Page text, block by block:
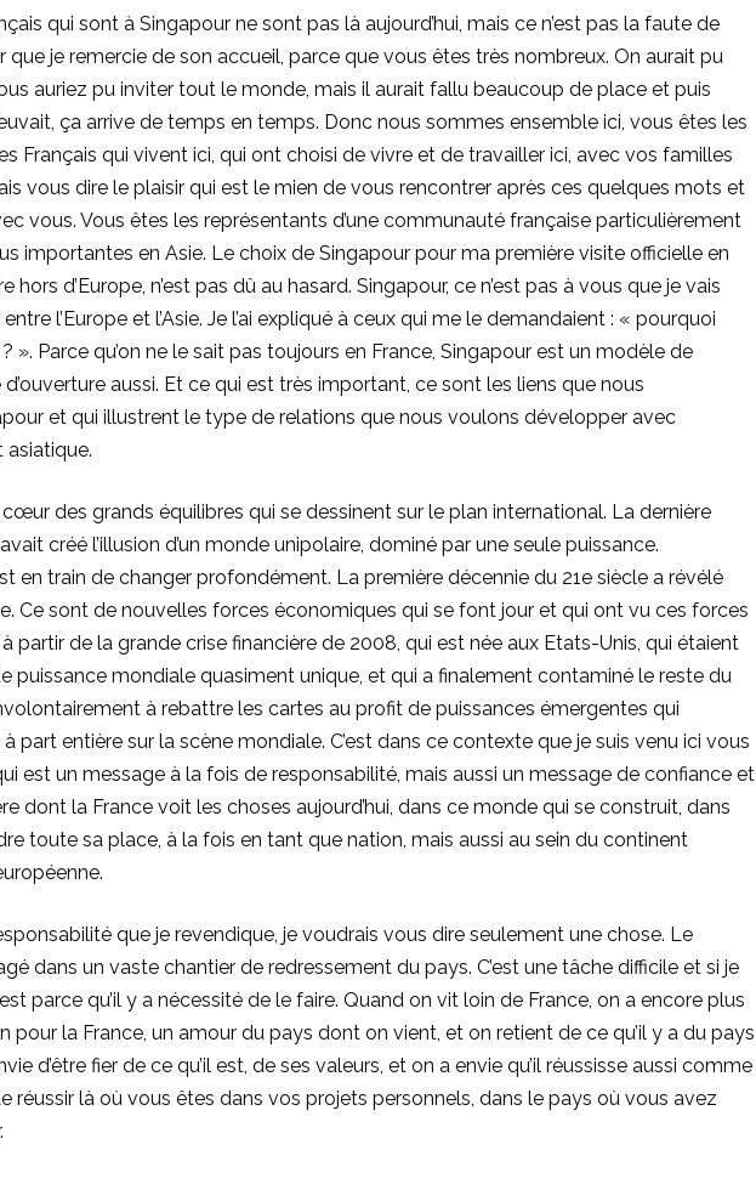
qui sont à Singapour ne sont pas là aujourd’hui, mais ce n’est pas la faute de
que je remercie de son accueil, parce que vous êtes très nombreux. On aurait pu
auriez pu inviter tout le monde, mais il aurait fallu beaucoup de place et puis
ça arrive de temps en temps. Donc nous sommes ensemble ici, vous êtes les
Français qui vivent ici, qui ont choisi de vivre et de travailler ici, avec vos familles
vous dire le plaisir qui est le mien de vous rencontrer après ces quelques mots et
vous. Vous êtes les représentants d’une communauté française particulièrement
importantes en Asie. Le choix de Singapour pour ma première visite officielle en
hors d’Europe, n’est pas dû au hasard. Singapour, ce n’est pas à vous que je vais
l’Europe et l’Asie. Je l’ai expliqué à ceux qui me le demandaient : « pourquoi
». Parce qu’on ne le sait pas toujours en France, Singapour est un modèle de
aussi. Et ce qui est très important, ce sont les liens que nous
et qui illustrent le type de relations que nous voulons développer avec
asiatique.
cœur des grands équilibres qui se dessinent sur le plan international. La dernière
créé l’illusion d’un monde unipolaire, dominé par une seule puissance.
en train de changer profondément. La première décennie du 21e siècle a révélé
Ce sont de nouvelles forces économiques qui se font jour et qui ont vu ces forces
à partir de la grande crise financière de 2008, qui est née aux Etats-Unis, qui étaient
puissance mondiale quasiment unique, et qui a finalement contaminé le reste du
à rebattre les cartes au profit de puissances émergentes qui
part entière sur la scène mondiale. C’est dans ce contexte que je suis venu ici vous
est un message à la fois de responsabilité, mais aussi un message de confiance et
dont la France voit les choses aujourd’hui, dans ce monde qui se construit, dans
toute sa place, à la fois en tant que nation, mais aussi au sein du continent
que je revendique, je voudrais vous dire seulement une chose. Le
dans un vaste chantier de redressement du pays. C’est une tâche difficile et si je
parce qu’il y a nécessité de le faire. Quand on vit loin de France, on a encore plus
pour la France, un amour du pays dont on vient, et on retient de ce qu’il y a du pays
d’être fier de ce qu’il est, de ses valeurs, et on a envie qu’il réussisse aussi comme
réussir là où vous êtes dans vos projets personnels, dans le pays où vous avez